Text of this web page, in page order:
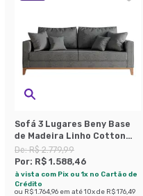
Sofá 3 Lugares Beny Base
de Madeira Linho Cotton
Grafite
De:R$ 2.779,99
Por: R$ 1.588,46
à vista com Pix ou 1x no Cartão de
Crédito
ou R$ 1.764,96 em até10x de R$ 176,49